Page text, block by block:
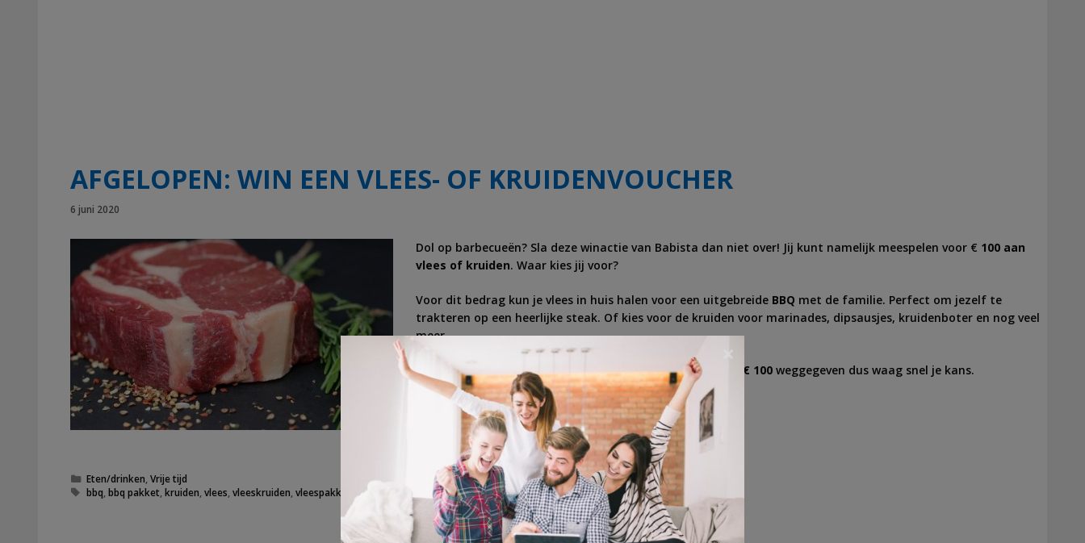
AFGELOPEN: WIN EEN VLEES- OF KRUIDENVOUCHER
6 juni 2020
Dol op barbecueën? Sla deze winactie van Babista dan niet over! Jij kunt namelijk meespelen voor € 100 aan
vlees of kruiden. Waar kies jij voor?
Voor dit bedrag kun je vlees in huis halen voor een uitgebreide BBQ met de familie. Perfect om jezelf te
trakteren op een heerlijke steak. Of kies voor de kruiden voor marinades, dipsausjes, kruidenboter en nog veel
meer.
Er worden maar liefst5 vlees- of kruidenvouchers t.w.v. € 100 weggegeven dus waag snel je kans.
Categorieën
Eten/drinken,Vrije tijd
Tags
bbq,bbq pakket,kruiden,vlees,vleeskruiden,vleespakket voucher
waardebon
AFGELOPEN: Win 1 jaar lang gratis Revitalizing Eye Cream
AFGELOPEN: Win een Sea & See haarverzorgingspakket
×